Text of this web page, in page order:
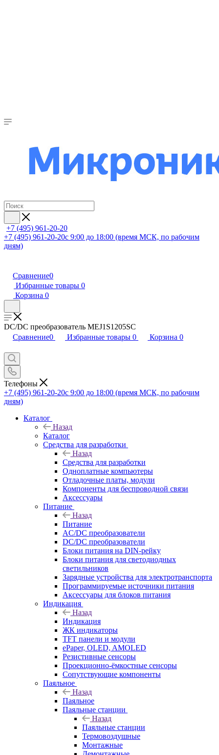
+7 (495) 961-20-20
+7 (495) 961-20-20с 9:00 до 18:00 (время МСК, по рабочим
дням)
Сравнение0
Избранные товары 0
Корзина 0
DC/DC преобразователь MEJ1S1205SC
Сравнение0 Избранные товары 0 Корзина 0
Телефоны
+7 (495) 961-20-20с 9:00 до 18:00 (время МСК, по рабочим
дням)
Каталог
Назад
Каталог
Средства для разработки
Назад
Средства для разработки
Одноплатные компьютеры
Отладочные платы, модули
Компоненты для беспроводной связи
Аксессуары
Питание
Назад
Питание
AC/DC преобразователи
DC/DC преобразователи
Блоки питания на DIN-рейку
Блоки питания для светодиодных
светильников
Зарядные устройства для электротранспорта
Программируемые источники питания
Аксессуары для блоков питания
Индикация
Назад
Индикация
ЖК индикаторы
TFT панели и модули
ePaper, OLED, AMOLED
Резистивные сенсоры
Проекционно-ёмкостные сенсоры
Сопутствующие компоненты
Паяльное
Назад
Паяльное
Паяльные станции
Назад
Паяльные станции
Термовоздушные
Монтажные